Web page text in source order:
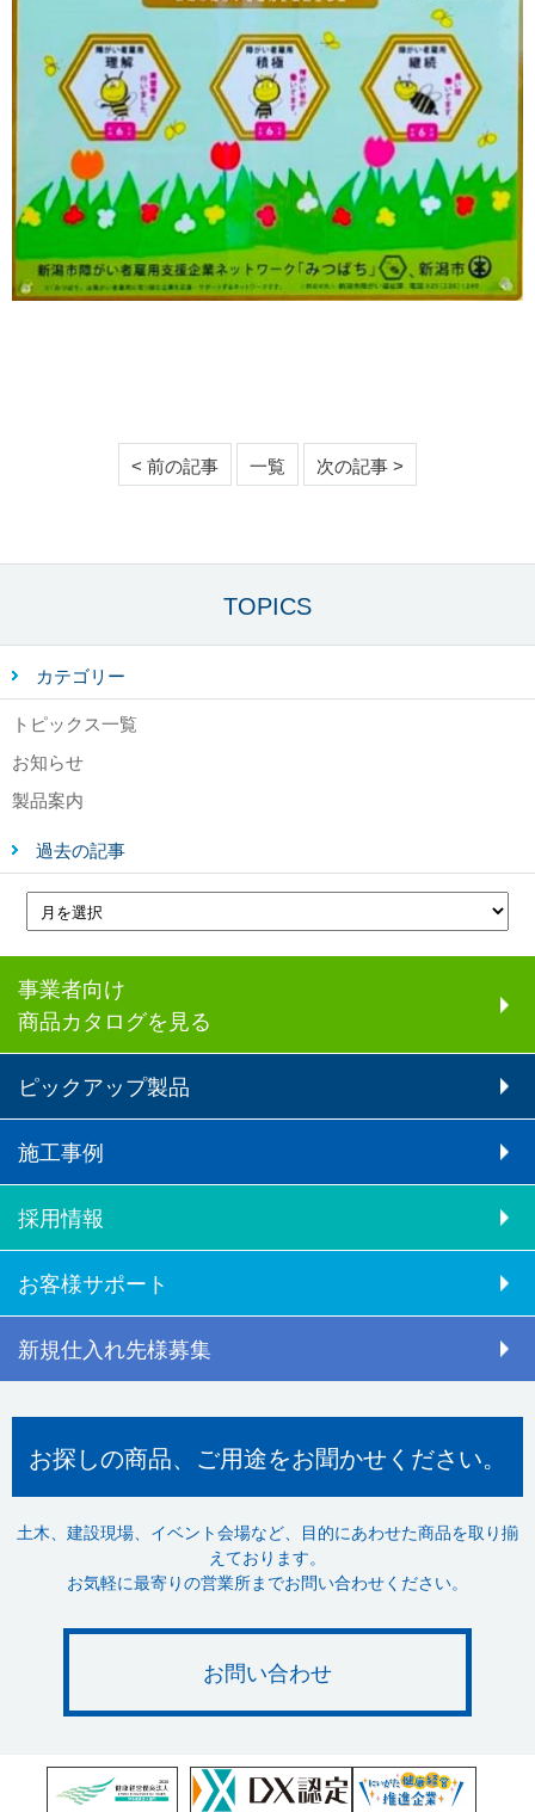
< 前の記事 一覧 次の記事 >
TOPICS
カテゴリー
トピックス一覧
お知らせ
製品案内
過去の記事
事業者向け
商品カタログを見る
ピックアップ製品
施工事例
採用情報
お客様サポート
新規仕入れ先様募集
お探しの商品、ご用途をお聞かせください。
土木、建設現場、イベント会場など、目的にあわせた商品を取り揃
えております。
お気軽に最寄りの営業所までお問い合わせください。
お問い合わせ